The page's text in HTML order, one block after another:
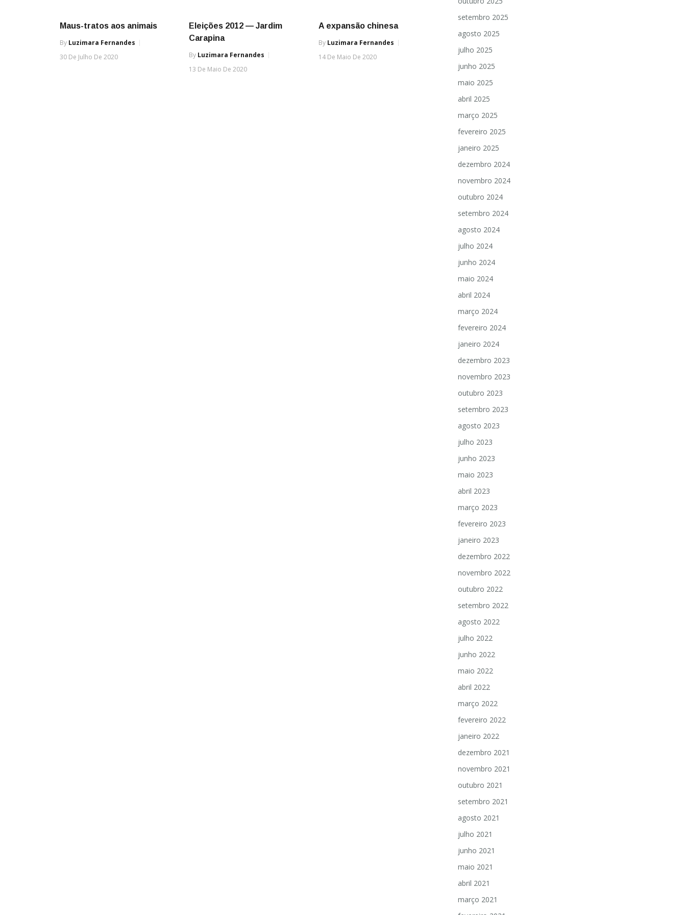
Maus-tratos aos animais
By Luzimara Fernandes
30 De Julho De 2020
Eleições 2012 — Jardim
Carapina
By Luzimara Fernandes
13 De Maio De 2020
A expansão chinesa
By Luzimara Fernandes
14 De Maio De 2020
setembro 2025
agosto 2025
julho 2025
junho 2025
maio 2025
abril 2025
março 2025
fevereiro 2025
janeiro 2025
dezembro 2024
novembro 2024
outubro 2024
setembro 2024
agosto 2024
julho 2024
junho 2024
maio 2024
abril 2024
março 2024
fevereiro 2024
janeiro 2024
dezembro 2023
novembro 2023
outubro 2023
setembro 2023
agosto 2023
julho 2023
junho 2023
maio 2023
abril 2023
março 2023
fevereiro 2023
janeiro 2023
dezembro 2022
novembro 2022
outubro 2022
setembro 2022
agosto 2022
julho 2022
junho 2022
maio 2022
abril 2022
março 2022
fevereiro 2022
janeiro 2022
dezembro 2021
novembro 2021
outubro 2021
setembro 2021
agosto 2021
julho 2021
junho 2021
maio 2021
abril 2021
março 2021